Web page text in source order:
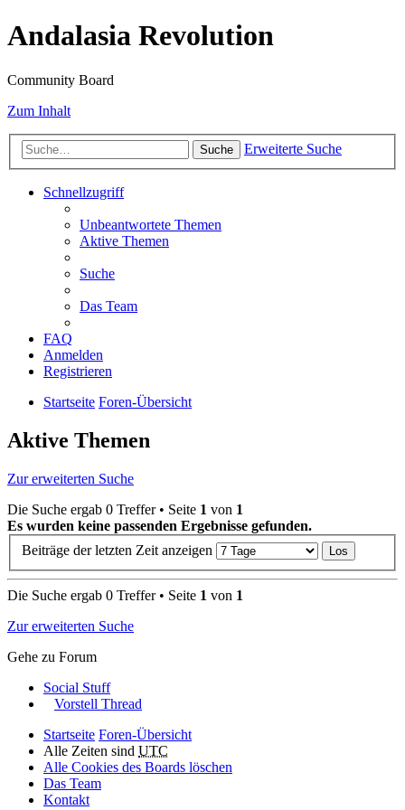
Andalasia Revolution
Community Board
Zum Inhalt
Suche Erweiterte Suche
Schnellzugriff
Unbeantwortete Themen
Aktive Themen
Suche
Das Team
FAQ
Anmelden
Registrieren
Startseite Foren-Übersicht
Aktive Themen
Zur erweiterten Suche
Die Suche ergab 0 Treffer • Seite 1 von 1
Es wurden keine passenden Ergebnisse gefunden.
Beiträge der letzten Zeit anzeigen
Die Suche ergab 0 Treffer • Seite 1 von 1
Zur erweiterten Suche
Gehe zu Forum
Social Stuff
Vorstell Thread
Startseite Foren-Übersicht
Alle Zeiten sind UTC
Alle Cookies des Boards löschen
Das Team
Kontakt